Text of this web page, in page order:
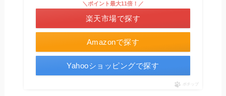
Amazonで探す
＼ポイント最大11倍！／
楽天市場で探す
Yahooショッピングで探す
ポチップ